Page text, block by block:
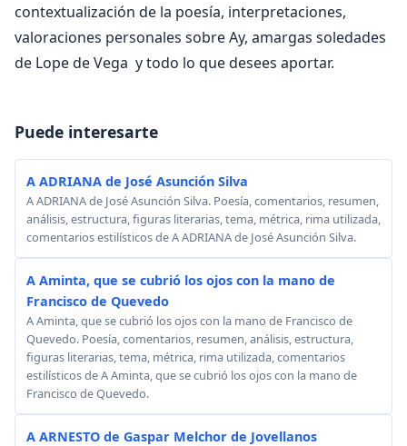
contextualización de la poesía, interpretaciones,
valoraciones personales sobre Ay, amargas soledades
de Lope de Vega y todo lo que desees aportar.
Puede interesarte
A ADRIANA de José Asunción Silva
A ADRIANA de José Asunción Silva. Poesía, comentarios, resumen,
análisis, estructura, figuras literarias, tema, métrica, rima utilizada,
comentarios estilísticos de A ADRIANA de José Asunción Silva.
A Aminta, que se cubrió los ojos con la mano de
Francisco de Quevedo
A Aminta, que se cubrió los ojos con la mano de Francisco de
Quevedo. Poesía, comentarios, resumen, análisis, estructura,
figuras literarias, tema, métrica, rima utilizada, comentarios
estilísticos de A Aminta, que se cubrió los ojos con la mano de
Francisco de Quevedo.
A ARNESTO de Gaspar Melchor de Jovellanos